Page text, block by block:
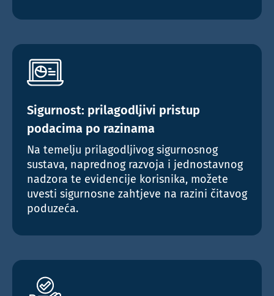
Sigurnost: prilagodljivi pristup
podacima po razinama
Na temelju prilagodljivog sigurnosnog
sustava, naprednog razvoja i jednostavnog
nadzora te evidencije korisnika, možete
uvesti sigurnosne zahtjeve na razini čitavog
poduzeća.